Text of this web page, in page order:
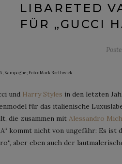
LIBARETED
FÜR „GUCCI
Kampagne; Foto: Mark Borthwick
und Harry Styles in den letzten
für das italienische
die zusammen mit Alessandro
kommt nicht von ungefähr: Es
aber eben auch der